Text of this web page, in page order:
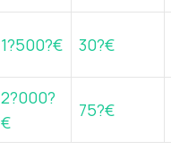
1?500?€ 30?€
2?000?
€
75?€